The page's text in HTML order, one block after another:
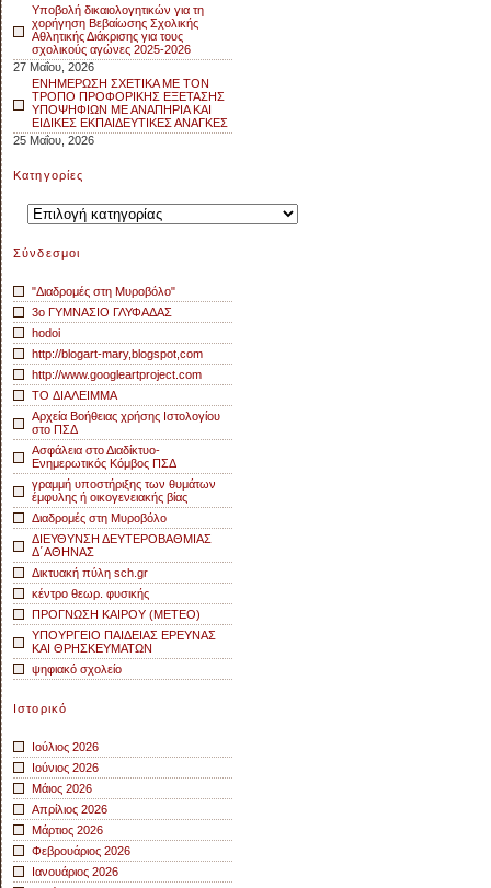
Υποβολή δικαιολογητικών για τη
χορήγηση Βεβαίωσης Σχολικής
Αθλητικής Διάκρισης για τους
σχολικούς αγώνες 2025-2026
27 Μαΐου, 2026
ΕΝΗΜΕΡΩΣΗ ΣΧΕΤΙΚΑ ΜΕ ΤΟΝ
ΤΡΟΠΟ ΠΡΟΦΟΡΙΚΗΣ ΕΞΕΤΑΣΗΣ
ΥΠΟΨΗΦΙΩΝ ΜΕ ΑΝΑΠΗΡΙΑ ΚΑΙ
ΕΙΔΙΚΕΣ ΕΚΠΑΙΔΕΥΤΙΚΕΣ ΑΝΑΓΚΕΣ
25 Μαΐου, 2026
Kατηγορίες
Kατηγορίες
Σύνδεσμοι
"Διαδρομές στη Μυροβόλο"
3o ΓΥΜΝΑΣΙΟ ΓΛΥΦΑΔΑΣ
hodoi
http://blogart-mary,blogspot,com
http://www.googleartproject.com
TO ΔΙΑΛΕΙΜΜΑ
Αρχεία Βοήθειας χρήσης Ιστολογίου
στο ΠΣΔ
Ασφάλεια στο Διαδίκτυο-
Ενημερωτικός Κόμβος ΠΣΔ
γραμμή υποστήριξης των θυμάτων
έμφυλης ή οικογενειακής βίας
Διαδρομές στη Μυροβόλο
ΔΙΕΥΘΥΝΣΗ ΔΕΥΤΕΡΟΒΑΘΜΙΑΣ
Δ΄ΑΘΗΝΑΣ
Δικτυακή πύλη sch.gr
κέντρο θεωρ. φυσικής
ΠΡΟΓΝΩΣΗ ΚΑΙΡΟΥ (METEO)
ΥΠΟΥΡΓΕΙΟ ΠΑΙΔΕΙΑΣ ΕΡΕΥΝΑΣ
ΚΑΙ ΘΡΗΣΚΕΥΜΑΤΩΝ
ψηφιακό σχολείο
Ιστορικό
Ιούλιος 2026
Ιούνιος 2026
Μάιος 2026
Απρίλιος 2026
Μάρτιος 2026
Φεβρουάριος 2026
Ιανουάριος 2026